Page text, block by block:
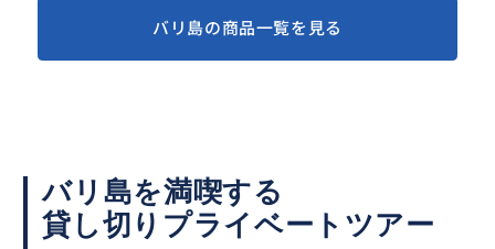
バリ島の商品一覧を見る
バリ島を満喫する
貸し切りプライベートツアー